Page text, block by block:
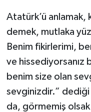
Atatürk’ü anlamak,
demek, mutlaka
Benim fikirlerimi,
ve hissediyorsanız
benim size olan
sevginizdir.” dediği
da, görmemiş